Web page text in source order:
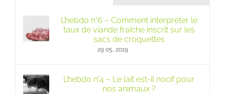
L’hebdo n°6 – Comment interpréter le
taux de viande fraîche inscrit sur les
sacs de croquettes
29 05, 2019
L’hebdo n°4 – Le lait est-il nocif pour
nos animaux ?